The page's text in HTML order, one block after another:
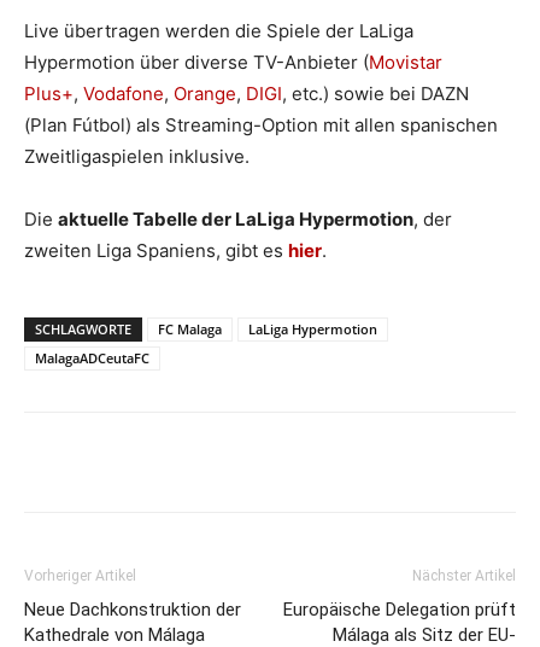
Live übertragen werden die Spiele der LaLiga
Hypermotion über diverse TV-Anbieter (Movistar
Plus+, Vodafone, Orange, DIGI, etc.) sowie bei DAZN
(Plan Fútbol) als Streaming-Option mit allen spanischen
Zweitligaspielen inklusive.
Die aktuelle Tabelle der LaLiga Hypermotion, der
zweiten Liga Spaniens, gibt es hier.
SCHLAGWORTE FC Malaga
LaLiga Hypermotion
MalagaADCeutaFC
Vorheriger Artikel
Neue Dachkonstruktion der
Kathedrale von Málaga
Nächster Artikel
Europäische Delegation prüft
Málaga als Sitz der EU-